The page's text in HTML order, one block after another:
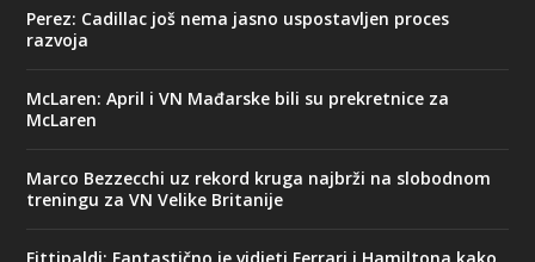
Perez: Cadillac još nema jasno uspostavljen proces
razvoja
McLaren: April i VN Mađarske bili su prekretnice za
McLaren
Marco Bezzecchi uz rekord kruga najbrži na slobodnom
treningu za VN Velike Britanije